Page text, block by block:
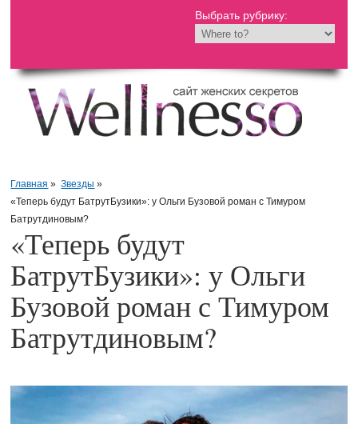
Выбрать рубрику:
Главная » Звезды »
«Теперь будут БатрутБузики»: у Ольги Бузовой роман с Тимуром
Батрутдиновым?
«Теперь будут
БатрутБузики»: у Ольги
Бузовой роман с Тимуром
Батрутдиновым?